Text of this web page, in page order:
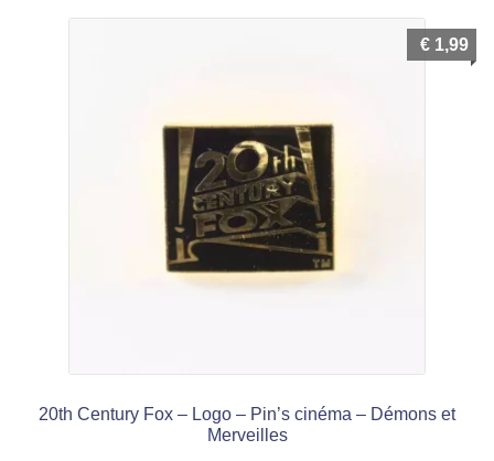
20th Century Fox – Logo – Pin’s cinéma – Démons et
Merveilles
€ 1,99